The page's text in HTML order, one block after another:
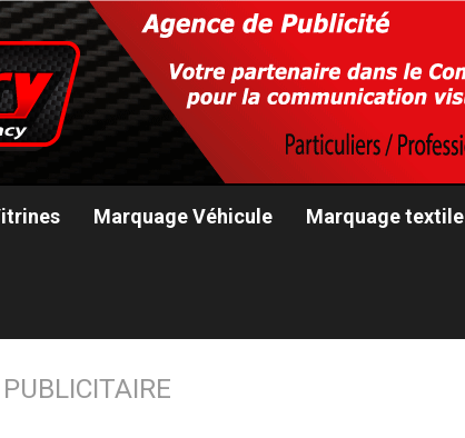
Marquage Véhicule Marquage textile